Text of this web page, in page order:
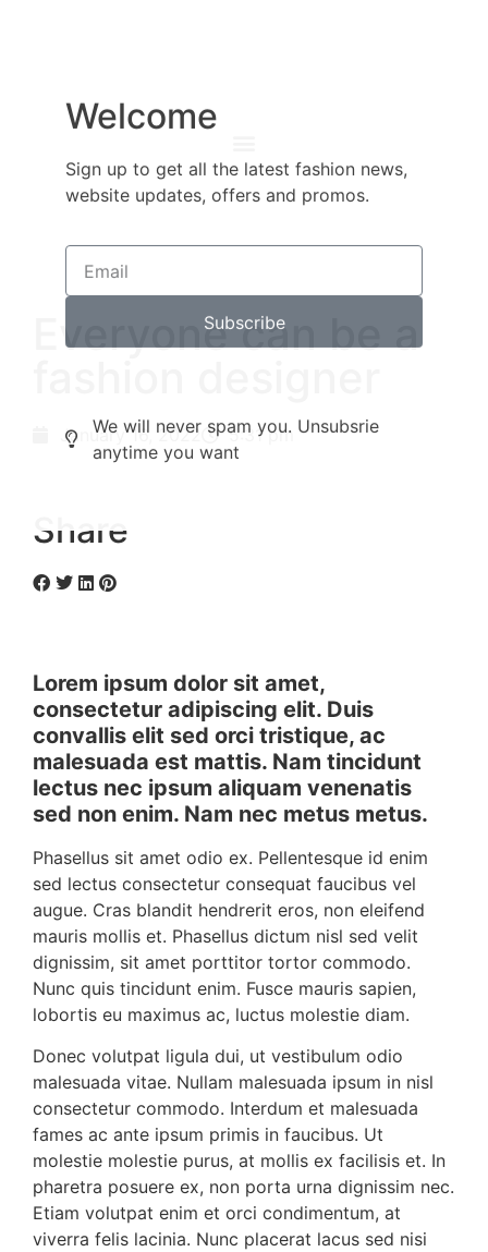
Everyone can be a
January 16, 2022 5:31 pm
Share
Lorem ipsum dolor sit amet,
consectetur adipiscing elit. Duis
convallis elit sed orci tristique, ac
malesuada est mattis. Nam tincidunt
lectus nec ipsum aliquam venenatis
sed non enim. Nam nec metus metus.
Phasellus sit amet odio ex. Pellentesque id enim
sed lectus consectetur consequat faucibus vel
augue. Cras blandit hendrerit eros, non eleifend
mauris mollis et. Phasellus dictum nisl sed velit
dignissim, sit amet porttitor tortor commodo.
Nunc quis tincidunt enim. Fusce mauris sapien,
lobortis eu maximus ac, luctus molestie diam.
Donec volutpat ligula dui, ut vestibulum odio
malesuada vitae. Nullam malesuada ipsum in nisl
consectetur commodo. Interdum et malesuada
fames ac ante ipsum primis in faucibus. Ut
molestie molestie purus, at mollis ex facilisis et. In
pharetra posuere ex, non porta urna dignissim nec.
Etiam volutpat enim et orci condimentum, at
viverra felis lacinia. Nunc placerat lacus sed nisi
Sign up to get all the latest fashion news,
Subscribe
We will never spam you. Unsubsrie